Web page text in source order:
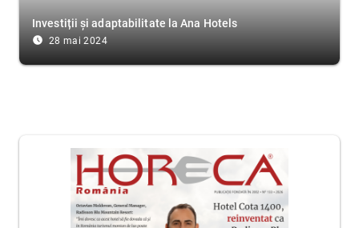
Investiții și adaptabilitate la Ana Hotels
access_time_filled 28 mai 2024